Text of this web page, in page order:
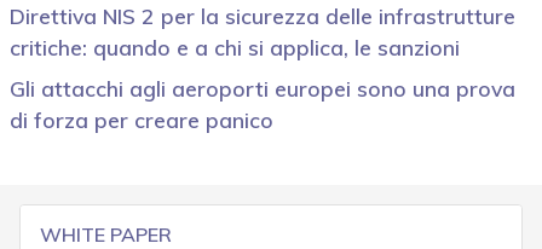
Direttiva NIS 2 per la sicurezza delle infrastrutture
critiche: quando e a chi si applica, le sanzioni
Gli attacchi agli aeroporti europei sono una prova
di forza per creare panico
WHITE PAPER